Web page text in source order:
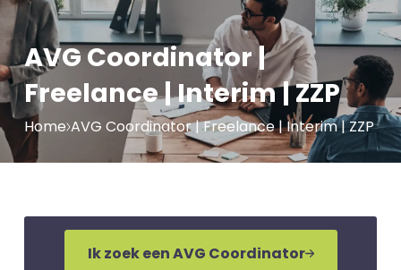
AVG Coordinator |
Freelance | Interim | ZZP
Home AVG Coordinator | Freelance | Interim | ZZP
Ik zoek een AVG Coordinator